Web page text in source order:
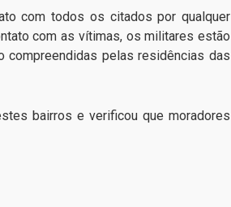
com todos os citados por qualquer
com as vítimas, os militares estão
compreendidas pelas residências das
bairros e verificou que moradores